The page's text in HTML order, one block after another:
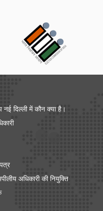
नई दिल्ली में कौन क्या है।
अधिकारी की नियुक्ति